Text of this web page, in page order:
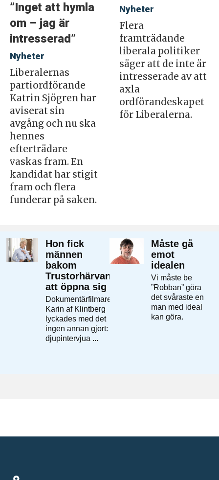
”Inget att hymla
om – jag är
intresserad”
Nyheter
Liberalernas
partiordförande
Katrin Sjögren har
aviserat sin
avgång och nu ska
hennes
efterträdare
vaskas fram. En
kandidat har stigit
fram och flera
funderar på saken.
Nyheter
Flera
framträdande
liberala politiker
säger att de inte är
intresserade av att
axla
ordförandeskapet
för Liberalerna.